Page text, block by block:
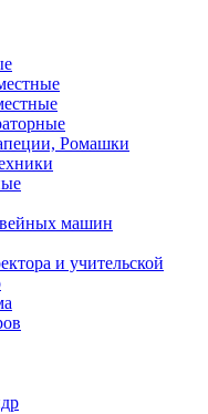
Ромашки
машин
и учительской